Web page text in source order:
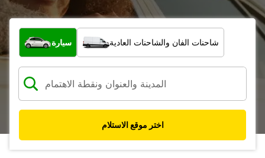
ما نوع المركبة؟
سيارة شاحنات الفان والشاحنات العادية
اختر موقع الاستلام